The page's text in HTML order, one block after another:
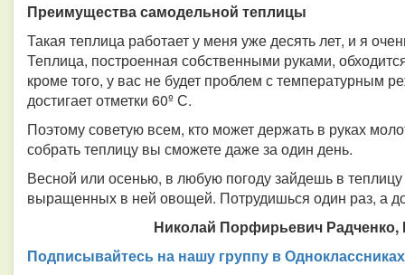
Преимущества самодельной теплицы
Такая теплица работает у меня уже десять лет, и я
Теплица, построенная собственными руками,
кроме того, у вас не будет проблем с
достигает отметки 60º С.
Поэтому советую всем, кто может держать в руках
собрать теплицу вы сможете даже за один день.
Весной или осенью, в любую погоду зайдешь в
выращенных в ней овощей. Потрудишься один раз, а
Николай Порфирьевич Радченко,
Подписывайтесь на нашу группу в Одноклассниках